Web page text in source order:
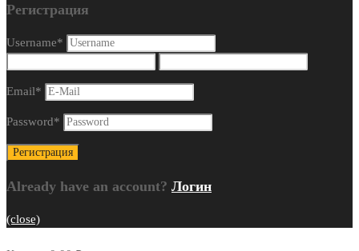
Регистрация
Username*
Email*
Password*
Already have an account? Логин
(close)